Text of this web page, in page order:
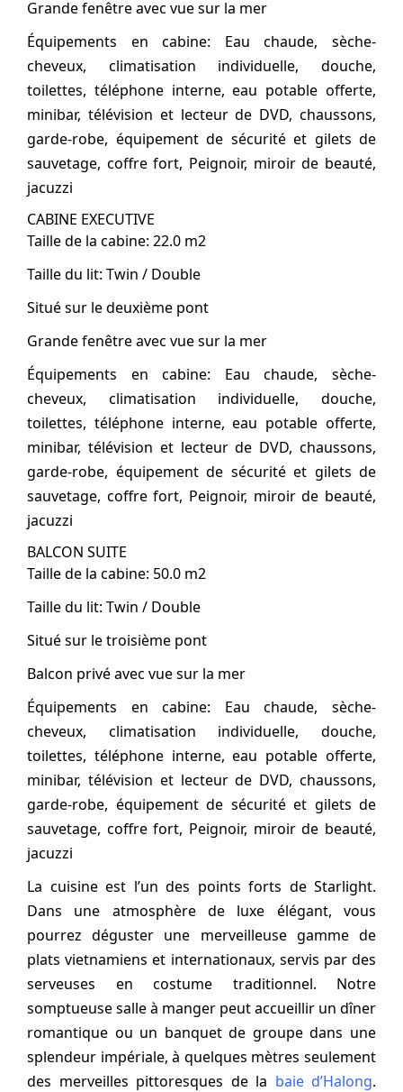
Grande fenêtre avec vue sur la mer
Équipements en cabine: Eau chaude, sèche-
cheveux, climatisation individuelle, douche,
toilettes, téléphone interne, eau potable offerte,
minibar, télévision et lecteur de DVD, chaussons,
garde-robe, équipement de sécurité et gilets de
sauvetage, coffre fort, Peignoir, miroir de beauté,
jacuzzi
CABINE EXECUTIVE
Taille de la cabine: 22.0 m2
Taille du lit: Twin / Double
Situé sur le deuxième pont
Grande fenêtre avec vue sur la mer
Équipements en cabine: Eau chaude, sèche-
cheveux, climatisation individuelle, douche,
toilettes, téléphone interne, eau potable offerte,
minibar, télévision et lecteur de DVD, chaussons,
garde-robe, équipement de sécurité et gilets de
sauvetage, coffre fort, Peignoir, miroir de beauté,
jacuzzi
BALCON SUITE
Taille de la cabine: 50.0 m2
Taille du lit: Twin / Double
Situé sur le troisième pont
Balcon privé avec vue sur la mer
Équipements en cabine: Eau chaude, sèche-
cheveux, climatisation individuelle, douche,
toilettes, téléphone interne, eau potable offerte,
minibar, télévision et lecteur de DVD, chaussons,
garde-robe, équipement de sécurité et gilets de
sauvetage, coffre fort, Peignoir, miroir de beauté,
jacuzzi
La cuisine est l’un des points forts de Starlight.
Dans une atmosphère de luxe élégant, vous
pourrez déguster une merveilleuse gamme de
plats vietnamiens et internationaux, servis par des
serveuses en costume traditionnel. Notre
somptueuse salle à manger peut accueillir un dîner
romantique ou un banquet de groupe dans une
splendeur impériale, à quelques mètres seulement
des merveilles pittoresques de la baie d’Halong.